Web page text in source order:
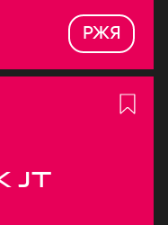
РЖЯ
JT